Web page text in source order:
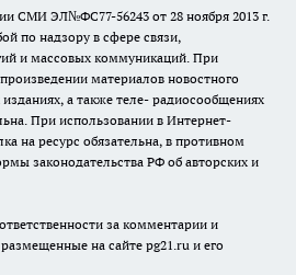
СМИ ЭЛ№ФС77-56243 от 28 ноября 2013 г.
по надзору в сфере связи,
и массовых коммуникаций. При
материалов новостного
а также теле- радиосообщениях
При использовании в Интернет-
на ресурс обязательна, в противном
законодательства РФ об авторских и
за комментарии и
на сайте pg21.ru и его